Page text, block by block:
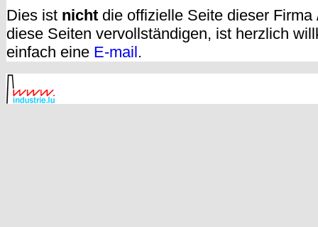
Dies ist nicht die offizielle Seite dieser
diese Seiten vervollständigen, ist herzlich
einfach eine E-mail.